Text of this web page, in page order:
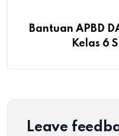
Bantuan APBD
Kelas 6
Leave